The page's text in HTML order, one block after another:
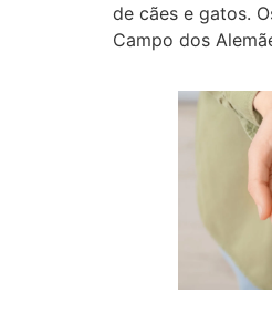
de cães e gatos.
Campo dos